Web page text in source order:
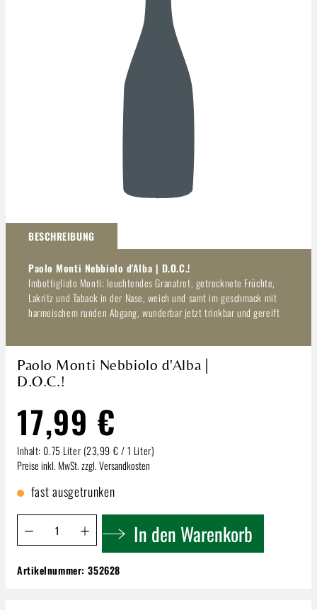
BESCHREIBUNG
Paolo Monti Nebbiolo d'Alba | D.O.C.!
Imbottigliato Monti; leuchtendes Granatrot, getrocknete Früchte,
Lakritz und Taback in der Nase, weich und samt im geschmack mit
harmoischem runden Abgang, wunderbar jetzt trinkbar und gereift
Paolo Monti Nebbiolo d'Alba |
D.O.C.!
17,99 €
Inhalt: 0.75 Liter (23,99 € / 1 Liter)
Preise inkl. MwSt. zzgl. Versandkosten
fast ausgetrunken
Produkt Anzahl: Gib den gewünschten Wert ein oder
In den Warenkorb
Paolo Monti Nebbiolo d'Alba | D.O.C.!
Artikelnummer:352628